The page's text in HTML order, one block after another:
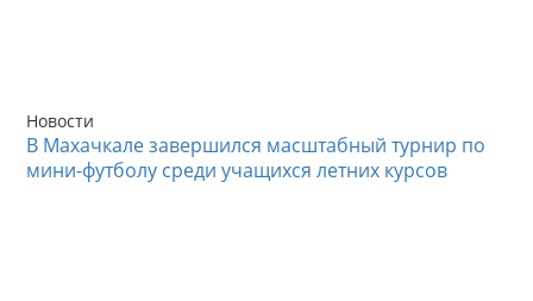
Новости
В Махачкале завершился масштабный турнир по
мини-футболу среди учащихся летних курсов